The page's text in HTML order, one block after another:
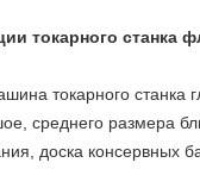
токарного станка
токарного
среднего размера
доска консервных